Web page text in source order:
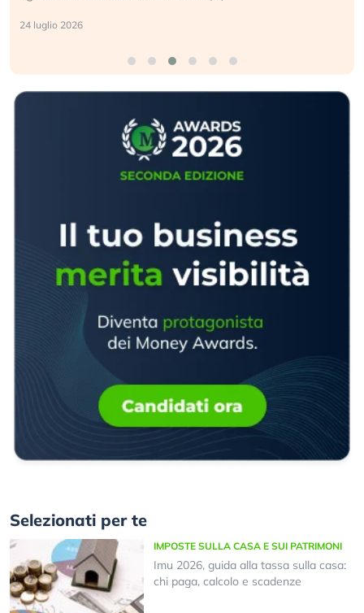
24 luglio 2026
Selezionati per te
IMPOSTE SULLA CASA E SUI PATRIMONI
Imu 2026, guida alla tassa sulla casa:
chi paga, calcolo e scadenze